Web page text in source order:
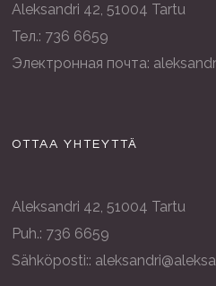
Aleksandri 42, 51004 Tartu
Тел.: 736 6659
Электронная почта:
OTTAA YHTEYTTÄ
Aleksandri 42, 51004 Tartu
Puh.: 736 6659
Sähköposti::